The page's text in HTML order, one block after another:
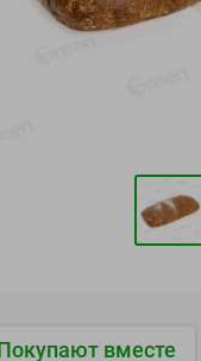
230г
вместе